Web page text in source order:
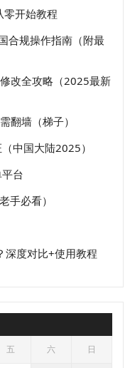
零开始教程
合规操作指南（附最
改全攻略（2025最新
翻墙（梯子）
中国大陆2025）
台
手必看）
深度对比+使用教程
五 六 日